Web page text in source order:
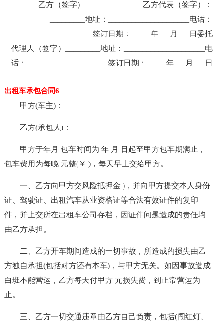
乙方（签字）_______________乙方代表（签字）：
_________地址：_____________________电话：
_____________________签订日期：_____年___月___日委托
代理人（签字）_________地址：_____________________电
话：_____________________签订日期：_____年___月___日
出租车承包合同6
甲方(车主)：
乙方(承包人)：
甲方于年月 包车时间为 年 月 日起至甲方包车期满止，
包车费用为每晚 元整(￥ )，每天早上交给甲方。
一、乙方向甲方交风险抵押金 )，并向甲方提交本人身份
证、驾驶证、出租汽车从业资格证等合法有效证件的复印
件，并上交所在出租车公司存档，因证件问题造成的责任均
由乙方承担。
二、乙方开车期间造成的一切事故，所造成的损失由乙
方独自承担(包括对方还有本车)，与甲方无关。如因事故造成
白班不能营运，乙方每天付甲方 元损失费，到正常营运为
止。
三、乙方一切交通违章由乙方自己负责，包括(闯红灯、